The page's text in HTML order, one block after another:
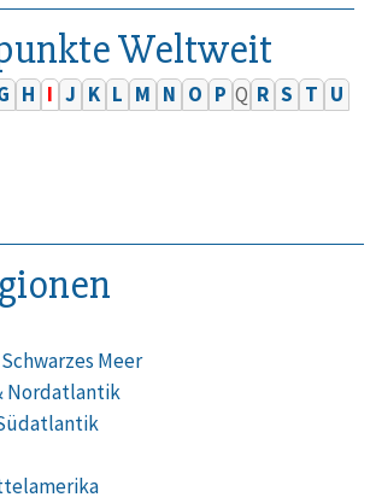
Weltweit
H I J K L M N O P Q R S T U
Meer
Nordatlantik